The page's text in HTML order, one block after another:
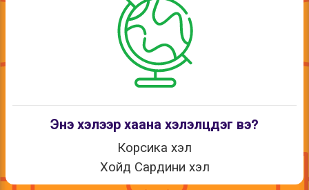
Энэ хэлээр хаана хэлэлцдэг вэ?
Корсика хэл
Хойд Сардини хэл